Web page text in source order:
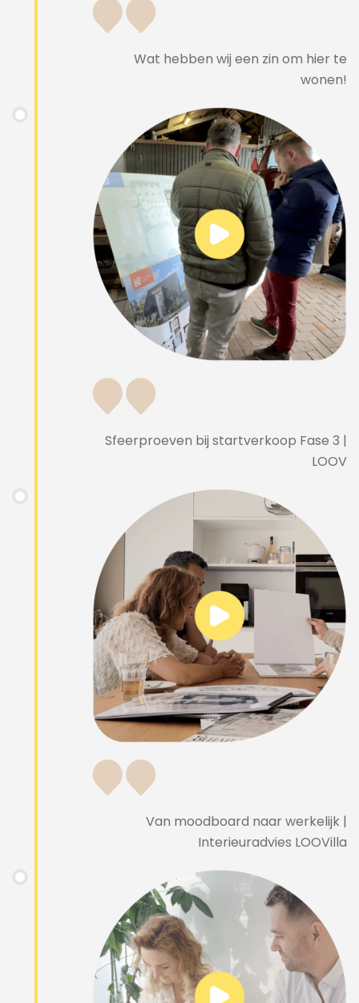
Wat hebben wij een zin om hier te
wonen!
Sfeerproeven bij startverkoop Fase 3 |
LOOV
Van moodboard naar werkelijk |
Interieuradvies LOOVilla